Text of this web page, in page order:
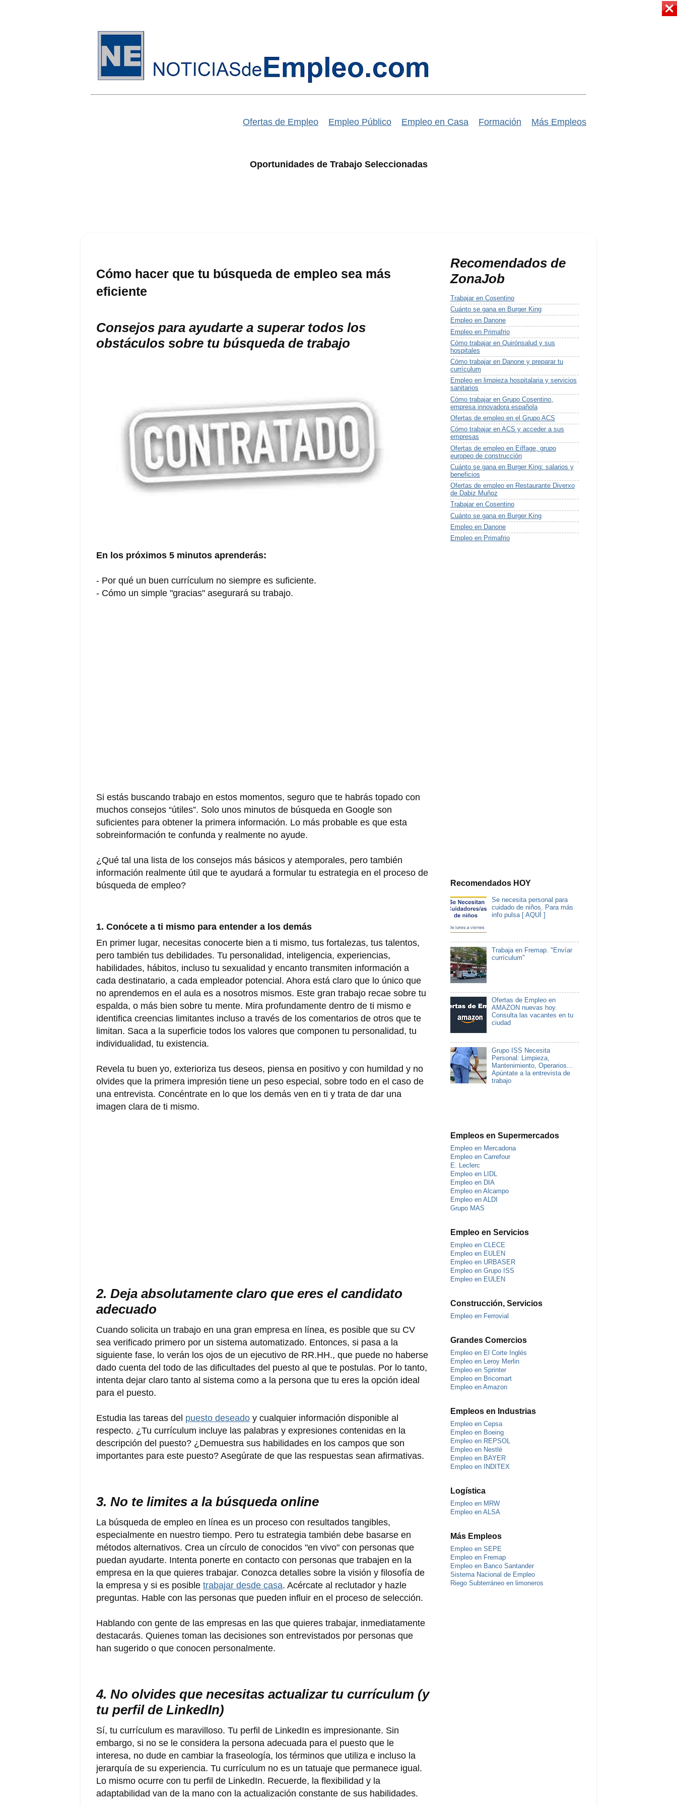
Ofertas de Empleo Empleo Público Empleo en Casa Formación Más Empleos
Oportunidades de Trabajo Seleccionadas
Cómo hacer que tu búsqueda de empleo sea más
eficiente
Consejos para ayudarte a superar todos los
obstáculos sobre tu búsqueda de trabajo
En los próximos 5 minutos aprenderás:
- Por qué un buen currículum no siempre es suficiente.
- Cómo un simple "gracias" asegurará su trabajo.
Si estás buscando trabajo en estos momentos, seguro que te habrás topado con
muchos consejos “útiles”. Solo unos minutos de búsqueda en Google son
suficientes para obtener la primera información. Lo más probable es que esta
sobreinformación te confunda y realmente no ayude.
¿Qué tal una lista de los consejos más básicos y atemporales, pero también
información realmente útil que te ayudará a formular tu estrategia en el proceso de
búsqueda de empleo?
1. Conócete a ti mismo para entender a los demás
En primer lugar, necesitas conocerte bien a ti mismo, tus fortalezas, tus talentos,
pero también tus debilidades. Tu personalidad, inteligencia, experiencias,
habilidades, hábitos, incluso tu sexualidad y encanto transmiten información a
cada destinatario, a cada empleador potencial. Ahora está claro que lo único que
no aprendemos en el aula es a nosotros mismos. Este gran trabajo recae sobre tu
espalda, o más bien sobre tu mente. Mira profundamente dentro de ti mismo e
identifica creencias limitantes incluso a través de los comentarios de otros que te
limitan. Saca a la superficie todos los valores que componen tu personalidad, tu
individualidad, tu existencia.
Revela tu buen yo, exterioriza tus deseos, piensa en positivo y con humildad y no
olvides que la primera impresión tiene un peso especial, sobre todo en el caso de
una entrevista. Concéntrate en lo que los demás ven en ti y trata de dar una
imagen clara de ti mismo.
2. Deja absolutamente claro que eres el candidato
adecuado
Cuando solicita un trabajo en una gran empresa en línea, es posible que su CV
sea verificado primero por un sistema automatizado. Entonces, si pasa a la
siguiente fase, lo verán los ojos de un ejecutivo de RR.HH., que puede no haberse
dado cuenta del todo de las dificultades del puesto al que te postulas. Por lo tanto,
intenta dejar claro tanto al sistema como a la persona que tu eres la opción ideal
para el puesto.
Estudia las tareas del puesto deseado y cualquier información disponible al
respecto. ¿Tu currículum incluye las palabras y expresiones contenidas en la
descripción del puesto? ¿Demuestra sus habilidades en los campos que son
importantes para este puesto? Asegúrate de que las respuestas sean afirmativas.
3. No te limites a la búsqueda online
La búsqueda de empleo en línea es un proceso con resultados tangibles,
especialmente en nuestro tiempo. Pero tu estrategia también debe basarse en
métodos alternativos. Crea un círculo de conocidos "en vivo" con personas que
puedan ayudarte. Intenta ponerte en contacto con personas que trabajen en la
empresa en la que quieres trabajar. Conozca detalles sobre la visión y filosofía de
la empresa y si es posible trabajar desde casa. Acércate al reclutador y hazle
preguntas. Hable con las personas que pueden influir en el proceso de selección.
Hablando con gente de las empresas en las que quieres trabajar, inmediatamente
destacarás. Quienes toman las decisiones son entrevistados por personas que
han sugerido o que conocen personalmente.
4. No olvides que necesitas actualizar tu currículum (y
tu perfil de LinkedIn)
Sí, tu currículum es maravilloso. Tu perfil de LinkedIn es impresionante. Sin
embargo, si no se le considera la persona adecuada para el puesto que le
interesa, no dude en cambiar la fraseología, los términos que utiliza e incluso la
jerarquía de su experiencia. Tu currículum no es un tatuaje que permanece igual.
Lo mismo ocurre con tu perfil de LinkedIn. Recuerde, la flexibilidad y la
adaptabilidad van de la mano con la actualización constante de sus habilidades.
Recomendados de
ZonaJob
Trabajar en Cosentino
Cuánto se gana en Burger King
Empleo en Danone
Empleo en Primafrio
Cómo trabajar en Quirónsalud y sus
hospitales
Cómo trabajar en Danone y preparar tu
currículum
Empleo en limpieza hospitalaria y servicios
sanitarios
Cómo trabajar en Grupo Cosentino,
empresa innovadora española
Ofertas de empleo en el Grupo ACS
Cómo trabajar en ACS y acceder a sus
empresas
Ofertas de empleo en Eiffage, grupo
europeo de construcción
Cuánto se gana en Burger King: salarios y
beneficios
Ofertas de empleo en Restaurante Diverxo
de Dabiz Muñoz
Trabajar en Cosentino
Cuánto se gana en Burger King
Empleo en Danone
Empleo en Primafrio
Recomendados HOY
Se necesita personal para
cuidado de niños. Para más
info pulsa [ AQUÍ ]
Trabaja en Fremap. "Envíar
currículum"
Ofertas de Empleo en
AMAZON nuevas hoy.
Consulta las vacantes en tu
ciudad
Grupo ISS Necesita
Personal: Limpieza,
Mantenimiento, Operarios...
Apúntate a la entrevista de
trabajo
Empleos en Supermercados
Empleo en Mercadona
Empleo en Carrefour
E. Leclerc
Empleo en LIDL
Empleo en DIA
Empleo en Alcampo
Empleo en ALDI
Grupo MAS
Empleo en Servicios
Empleo en CLECE
Empleo en EULEN
Empleo en URBASER
Empleo en Grupo ISS
Empleo en EULEN
Construcción, Servicios
Empleo en Ferrovial
Grandes Comercios
Empleo en El Corte Inglés
Empleo en Leroy Merlin
Empleo en Sprinter
Empleo en Bricomart
Empleo en Amazon
Empleos en Industrias
Empleo en Cepsa
Empleo en Boeing
Empleo en REPSOL
Empleo en Nestlé
Empleo en BAYER
Empleo en INDITEX
Logística
Empleo en MRW
Empleo en ALSA
Más Empleos
Empleo en SEPE
Empleo en Fremap
Empleo en Banco Santander
Sistema Nacional de Empleo
Riego Subterráneo en limoneros